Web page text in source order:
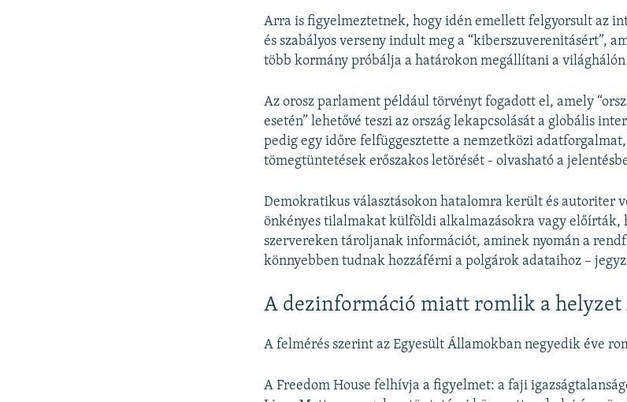
Arra is figyelmeztetnek, hogy idén emellett felgyorsult az
és szabályos verseny indult meg a “kiberszuverenitásért”,
több kormány próbálja a határokon megállítani a
Az orosz parlament például törvényt fogadott el, amely
esetén” lehetővé teszi az ország lekapcsolását a globális
pedig egy időre felfüggesztette a nemzetközi
tömegtüntetések erőszakos letörését - olvasható a
Demokratikus választásokon hatalomra került és autoriter
önkényes tilalmakat külföldi alkalmazásokra vagy előírták,
szervereken tároljanak információt, aminek nyomán a
könnyebben tudnak hozzáférni a polgárok adataihoz –
A dezinformáció miatt romlik a helyzet
A felmérés szerint az Egyesült Államokban negyedik éve
A Freedom House felhívja a figyelmet: a faji